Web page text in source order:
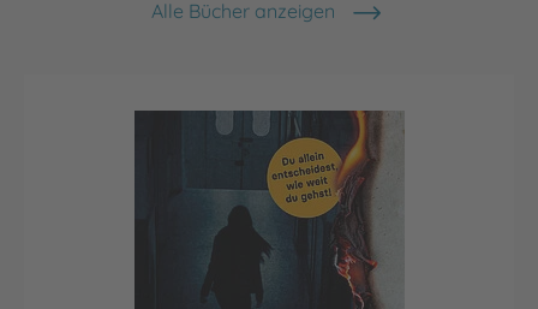
Alle Bücher anzeigen